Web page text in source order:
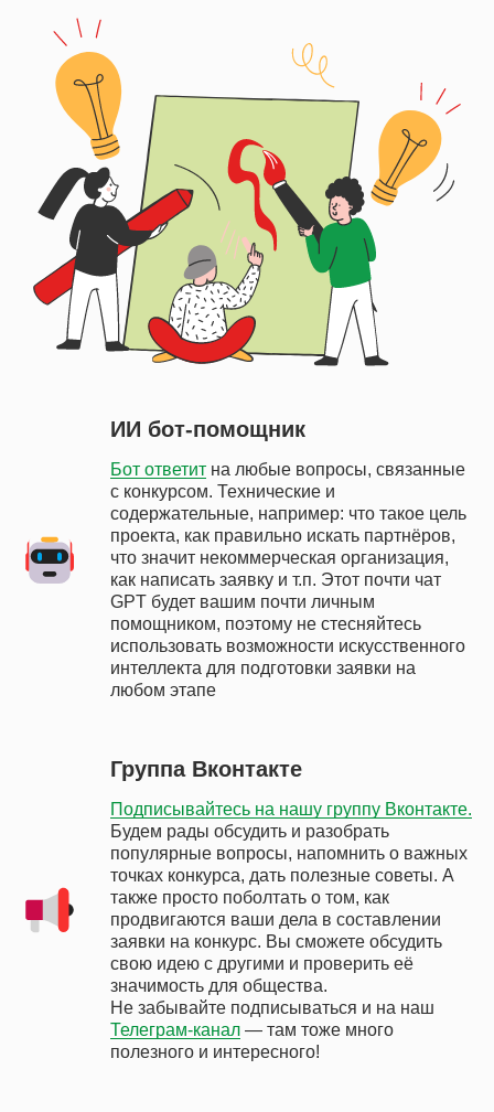
ИИ бот-помощник
Бот ответит на любые вопросы, связанные
с конкурсом. Технические и
содержательные, например: что такое цель
проекта, как правильно искать партнёров,
что значит некоммерческая организация,
как написать заявку и т.п. Этот почти чат
GPT будет вашим почти личным
помощником, поэтому не стесняйтесь
использовать возможности искусственного
интеллекта для подготовки заявки на
любом этапе
Группа Вконтакте
Подписывайтесь на нашу группу Вконтакте.
Будем рады обсудить и разобрать
популярные вопросы, напомнить о важных
точках конкурса, дать полезные советы. А
также просто поболтать о том, как
продвигаются ваши дела в составлении
заявки на конкурс. Вы сможете обсудить
свою идею с другими и проверить её
значимость для общества.
Не забывайте подписываться и на наш
Телеграм-канал — там тоже много
полезного и интересного!